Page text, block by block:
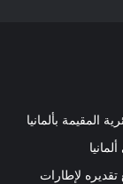
المقيمة بألمانيا
لإطارات